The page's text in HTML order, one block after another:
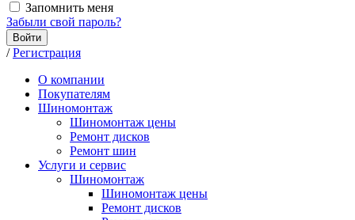
Запомнить меня
Забыли свой пароль?
Войти
/ Регистрация
О компании
Покупателям
Шиномонтаж
Шиномонтаж цены
Ремонт дисков
Ремонт шин
Услуги и сервис
Шиномонтаж
Шиномонтаж цены
Ремонт дисков